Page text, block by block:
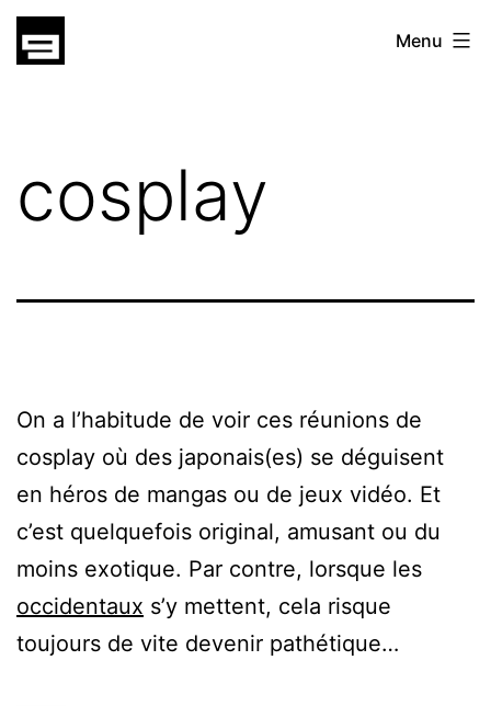
Skip
gatsu
Menu
cosplay
On a l’habitude de voir ces réunions de
cosplay où des japonais(es) se déguisent
en héros de mangas ou de jeux vidéo. Et
c’est quelquefois original, amusant ou du
moins exotique. Par contre, lorsque les
occidentaux s’y mettent, cela risque
toujours de vite devenir pathétique…